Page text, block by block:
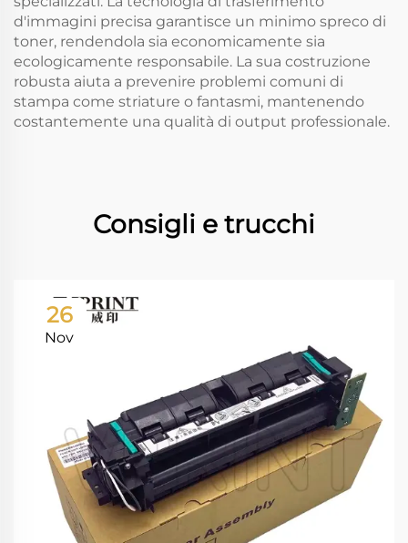
d'immagini precisa garantisce un minimo spreco di
toner, rendendola sia economicamente sia
ecologicamente responsabile. La sua costruzione
robusta aiuta a prevenire problemi comuni di
stampa come striature o fantasmi, mantenendo
costantemente una qualità di output professionale.
Consigli e trucchi
26
Nov